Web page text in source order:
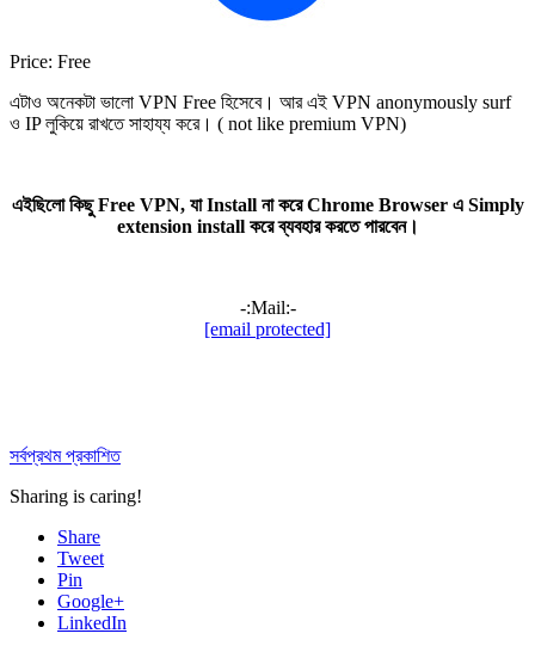
Price: Free
এটাও অনেকটা ভালো VPN Free হিসেবে। আর এই VPN anonymously surf
ও IP লুকিয়ে রাখতে সাহায্য করে। ( not like premium VPN)
এইছিলো কিছু Free VPN, যা Install না করে Chrome Browser এ Simply
extension install করে ব্যবহার করতে পারবেন।
-:Mail:-
[email protected]
সর্বপ্রথম প্রকাশিত
Sharing is caring!
Share
Tweet
Pin
Google+
LinkedIn